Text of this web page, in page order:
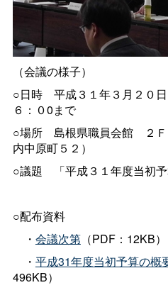
（会議の様子）
○日時 平成３１年３月２０
６：０0まで
○場所 島根県職員会館 ２
内中原町５２）
○議題 「平成３１年度当初
○配布資料
・ 会議次第（PDF：12KB）
・ 平成31年度当初予算の概
496KB）